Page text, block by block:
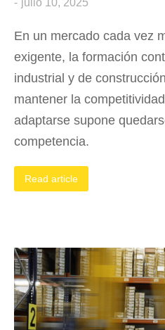
julio 10, 2025
En un mercado cada vez
exigente, la formación
industrial y de
mantener la
adaptarse supone
competencia.
Read article